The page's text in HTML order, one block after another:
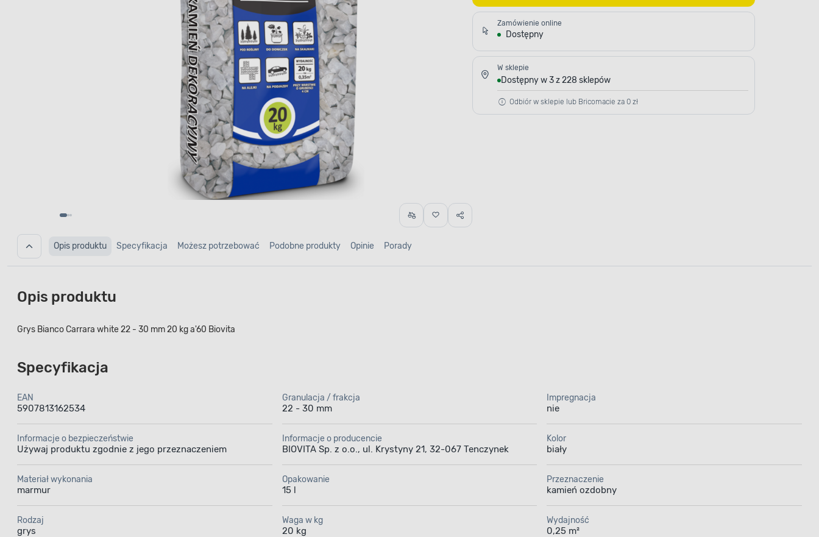
Zamówienie online
Dostępny
W sklepie
Dostępny w 3 z 228 sklepów
Odbiór w sklepie lub Bricomacie za 0 zł
Opis produktu Specyfikacja Możesz potrzebować Podobne produkty Opinie Porady
Opis produktu
Grys Bianco Carrara white 22 - 30 mm 20 kg a'60 Biovita
Specyfikacja
EAN
5907813162534
Granulacja / frakcja
22 - 30 mm
Impregnacja
nie
Informacje o bezpieczeństwie
Używaj produktu zgodnie z jego przeznaczeniem
Informacje o producencie
BIOVITA Sp. z o.o., ul. Krystyny 21, 32-067 Tenczynek
Kolor
biały
Materiał wykonania
marmur
Opakowanie
15 l
Przeznaczenie
kamień ozdobny
Rodzaj
grys
Waga w kg
20 kg
Wydajność
0,25 m²